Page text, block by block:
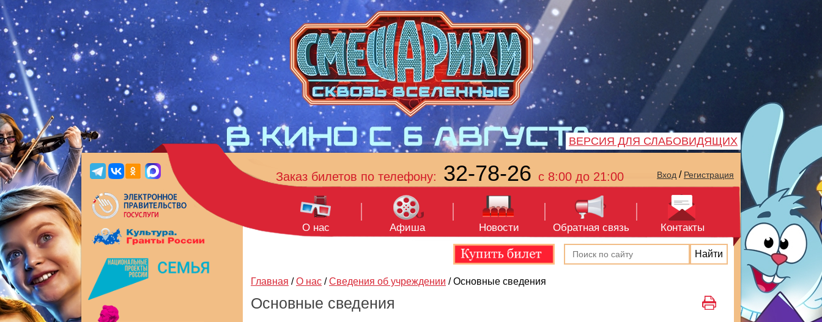
ВЕРСИЯ ДЛЯ СЛАБОВИДЯЩИХ
Заказ билетов по телефону: 32-78-26 с 8:00 до 21:00 Вход / Регистрация
О нас Афиша Новости Обратная связь Контакты
Главная / О нас / Сведения об учреждении / Основные сведения
Основные сведения